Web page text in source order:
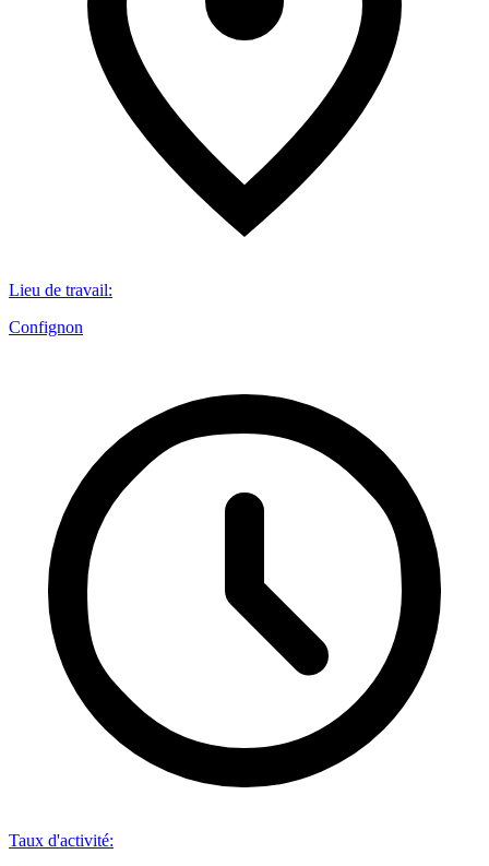
Lieu de travail:
Confignon
Taux d'activité: